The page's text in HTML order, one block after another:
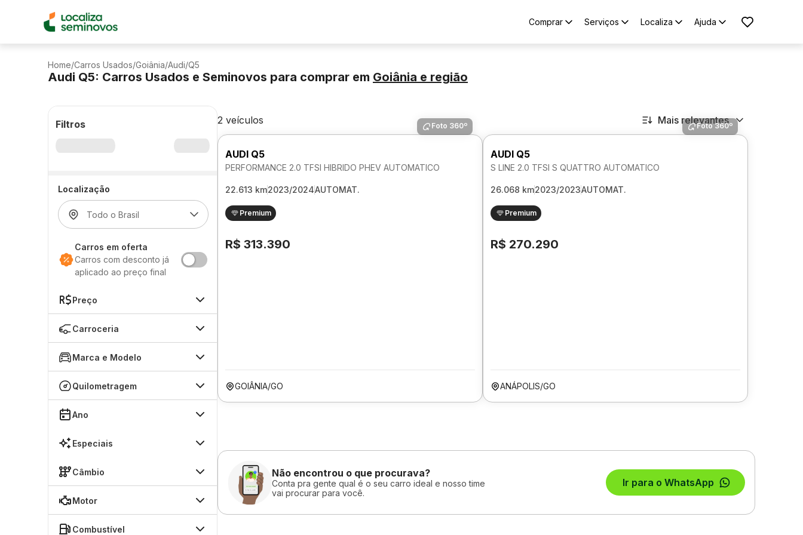
Comprar Serviços Localiza Ajuda
Home/Carros Usados/Goiânia/Audi/Q5
Audi Q5: Carros Usados e Seminovos para comprar em Goiânia e região
Filtros
Localização
Carros em oferta
Carros com desconto já
aplicado ao preço final
Preço
Carroceria
Marca e Modelo
Quilometragem
Ano
Especiais
Câmbio
Motor
Combustível
2 veículos Mais relevantes
Foto 360º
AUDI Q5
PERFORMANCE 2.0 TFSI HIBRIDO PHEV AUTOMATICO
22.613 km2023/2024AUTOMAT.
Premium
R$ 313.390
GOIÂNIA/GO
Foto 360º
AUDI Q5
S LINE 2.0 TFSI S QUATTRO AUTOMATICO
26.068 km2023/2023AUTOMAT.
Premium
R$ 270.290
ANÁPOLIS/GO
Não encontrou o que procurava?
Conta pra gente qual é o seu carro ideal e nosso time
vai procurar para você.
Ir para o WhatsApp